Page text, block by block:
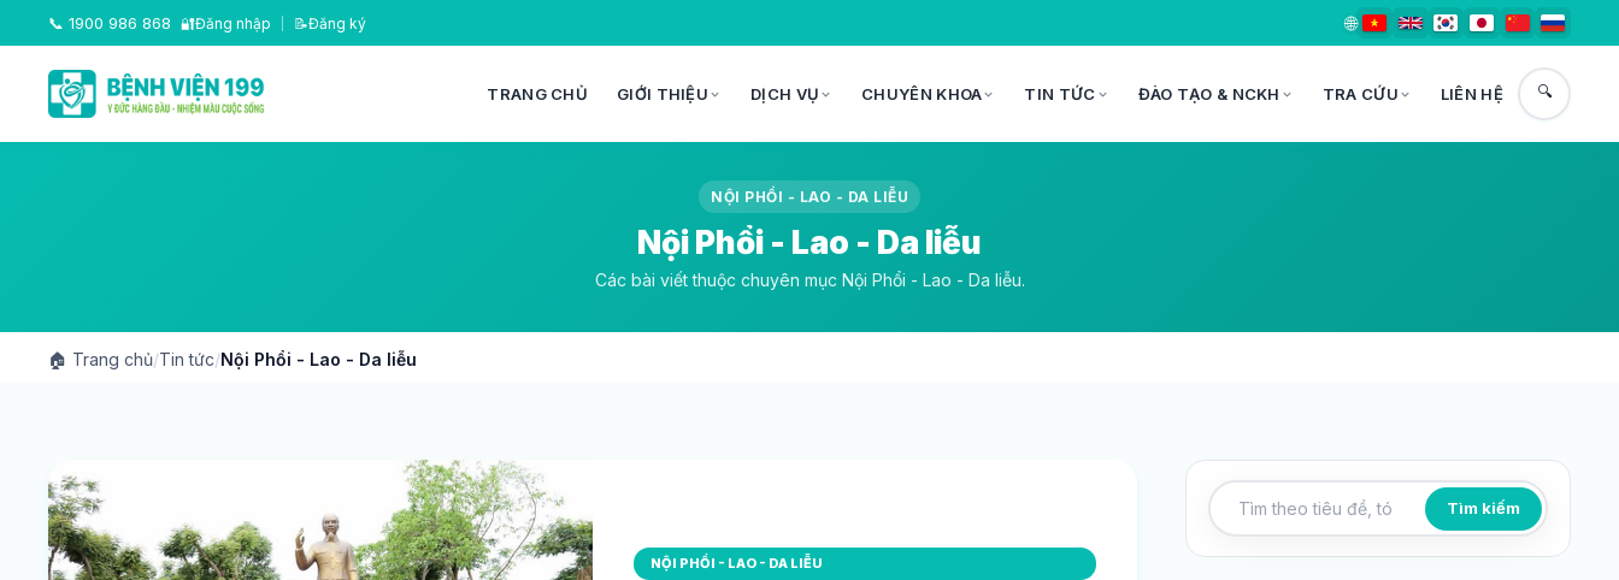
📞 1900 986 868 🔐Đăng nhập 📝Đăng ký 🌐
TRANG CHỦ GIỚI THIỆU DỊCH VỤ CHUYÊN KHOA TIN TỨC ĐÀO TẠO & NCKH TRA CỨU LIÊN HỆ 🔍
NỘI PHỔI - LAO - DA LIỄU
Nội Phổi - Lao - Da liễu
Các bài viết thuộc chuyên mục Nội Phổi - Lao - Da liễu.
🏠 Trang chủ/Tin tức/Nội Phổi - Lao - Da liễu
NỘI PHỔI - LAO - DA LIỄU
Tìm kiếm bài viết
Tìm kiếm